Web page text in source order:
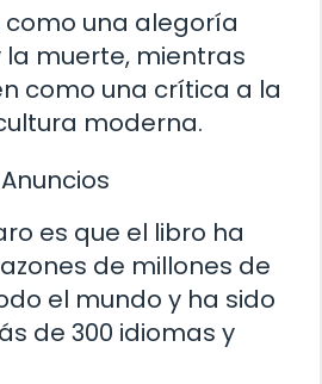
como una alegoría
la muerte, mientras
como una crítica a la
moderna.
Anuncios
es que el libro ha
de millones de
el mundo y ha sido
de 300 idiomas y